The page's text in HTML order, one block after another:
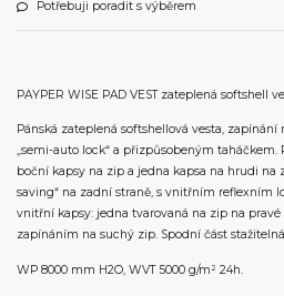
Potřebuji poradit s výběrem
PAYPER WISE PAD VEST zateplená softshell
Pánská zateplená softshellová vesta, zapínání
„semi-auto lock“ a přizpůsobeným
boční kapsy na zip a jedna kapsa na hrudi na
saving“ na zadní straně, s vnitřním reflexním
vnitřní kapsy: jedna tvarovaná na zip na
zapínáním na suchý zip. Spodní část
WP 8000 mm H2O, WVT 5000 g/m² 24h.